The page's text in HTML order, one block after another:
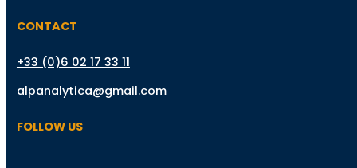
CONTACT
+33 (0)6 02 17 33 11
alpanalytica@gmail.com
FOLLOW US